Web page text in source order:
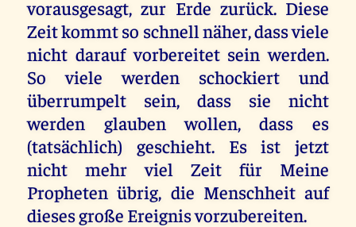
vorausgesagt, zur Erde zurück. Diese
Zeit kommt so schnell näher, dass viele
nicht darauf vorbereitet sein werden.
So viele werden schockiert und
überrumpelt sein, dass sie nicht
werden glauben wollen, dass es
(tatsächlich) geschieht. Es ist jetzt
nicht mehr viel Zeit für Meine
Propheten übrig, die Menschheit auf
dieses große Ereignis vorzubereiten.